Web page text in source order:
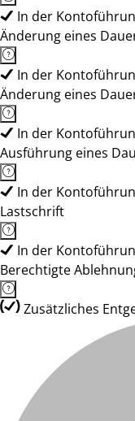
In der
Änderung eines
In der
Änderung eines
In der
Ausführung eines
In der
Lastschrift
In der
Berechtigte
Zusätzliches